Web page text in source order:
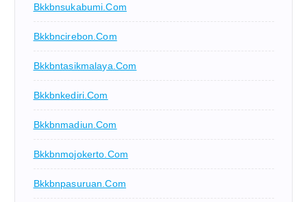
Bkkbnsukabumi.com
Bkkbncirebon.com
Bkkbntasikmalaya.com
Bkkbnkediri.com
Bkkbnmadiun.com
Bkkbnmojokerto.com
Bkkbnpasuruan.com